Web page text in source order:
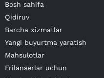
Bosh sahifa
Qidiruv
Barcha xizmatlar
Yangi buyurtma yaratish
Mahsulotlar
Frilanserlar uchun